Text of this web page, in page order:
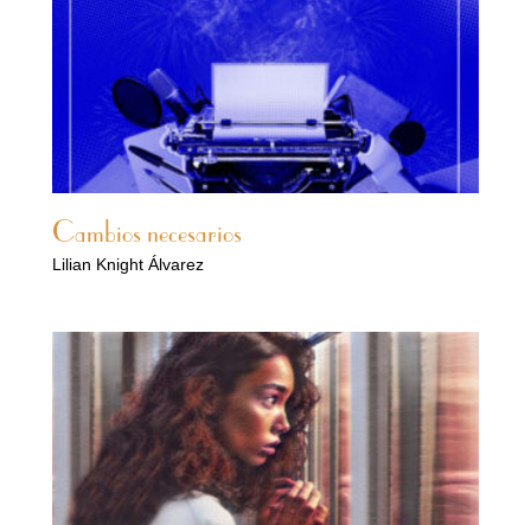
Cambios necesarios
Lilian Knight Álvarez